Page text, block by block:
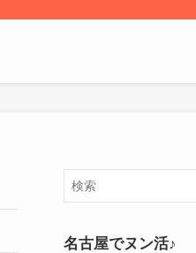
名古屋でヌン活♪